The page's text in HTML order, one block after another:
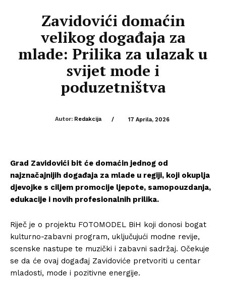
Zavidovići domaćin
velikog događaja za
mlade: Prilika za ulazak u
svijet mode i
poduzetništva
Autor: Redakcija / 17 Aprila, 2026
Grad Zavidovići bit će domaćin jednog od
najznačajnijih događaja za mlade u regiji, koji okuplja
djevojke s ciljem promocije ljepote, samopouzdanja,
edukacije i novih profesionalnih prilika.
Riječ je o projektu FOTOMODEL BiH koji donosi bogat
kulturno-zabavni program, uključujući modne revije,
scenske nastupe te muzički i zabavni sadržaj. Očekuje
se da će ovaj događaj Zavidoviće pretvoriti u centar
mladosti, mode i pozitivne energije.